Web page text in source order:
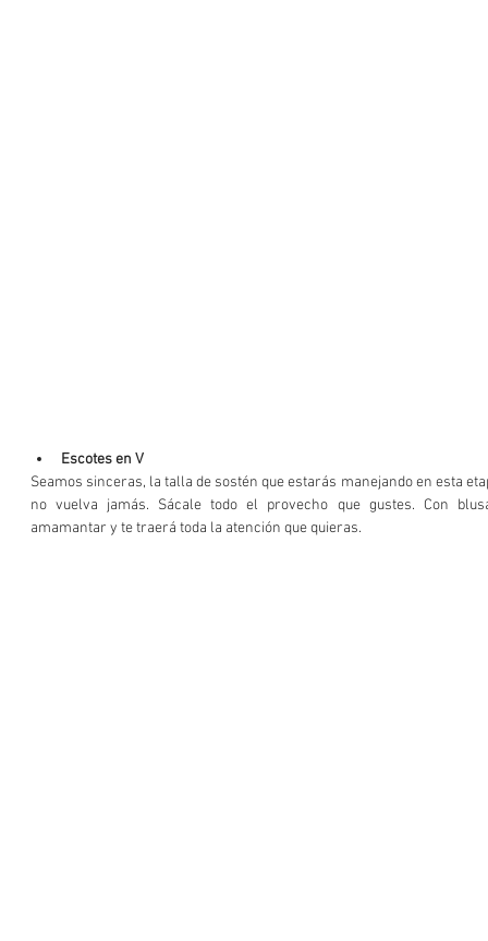
Escotes en V
Seamos sinceras, la talla de sostén que estarás manejando en esta
no vuelva jamás. Sácale todo el provecho que gustes. Con
amamantar y te traerá toda la atención que quieras.